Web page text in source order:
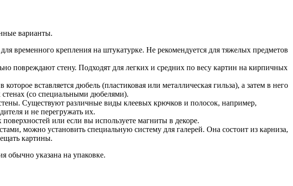
варианты.
временного крепления на штукатурке. Не рекомендуется для тяжелых предметов
повреждают стену. Подходят для легких и средних по весу картин на кирпичных
вставляется дюбель (пластиковая или металлическая гильза), а затем в него
(со специальными дюбелями).
Существуют различные виды клеевых крючков и полосок, например,
и не перегружать их.
или если вы используете магниты в декоре.
можно установить специальную систему для галерей. Она состоит из карниза,
картины.
обычно указана на упаковке.